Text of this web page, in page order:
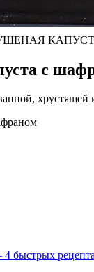
ТУШЕНАЯ
с
хрустящей
4 быстрых